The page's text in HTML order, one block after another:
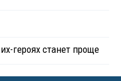
героях станет проще